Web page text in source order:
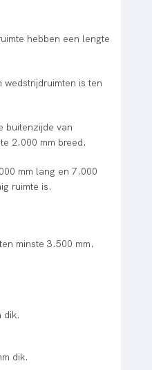
hebben een lengte
is ten
buitenzijde van
2.000 mm breed.
mm lang en 7.000
ruimte is.
minste 3.500 mm.
dik.
dik.